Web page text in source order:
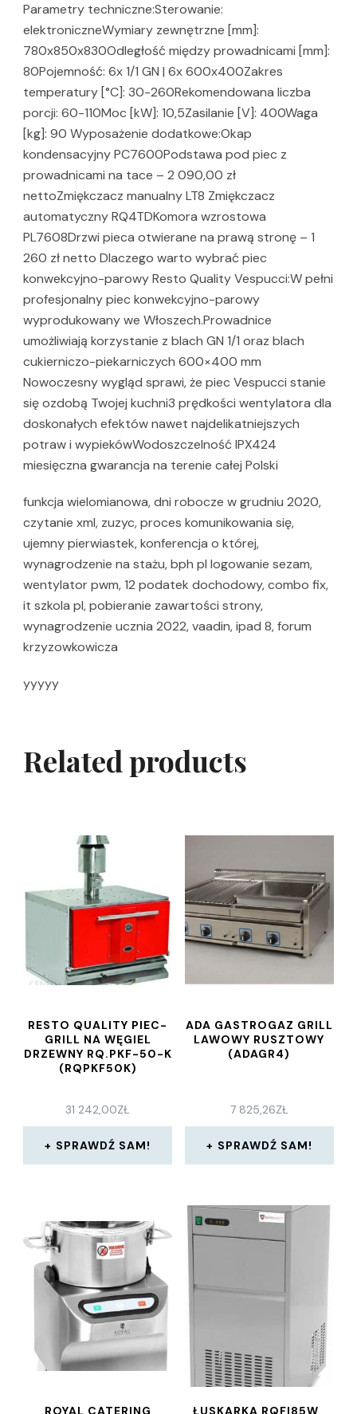
Parametry techniczne:Sterowanie:
elektroniczneWymiary zewnętrzne [mm]:
780x850x830Odległość między prowadnicami [mm]:
80Pojemność: 6x 1/1 GN | 6x 600x400Zakres
temperatury [°C]: 30-260Rekomendowana liczba
porcji: 60-110Moc [kW]: 10,5Zasilanie [V]: 400Waga
[kg]: 90 Wyposażenie dodatkowe:Okap
kondensacyjny PC7600Podstawa pod piec z
prowadnicami na tace – 2 090,00 zł
nettoZmiękczacz manualny LT8 Zmiękczacz
automatyczny RQ4TDKomora wzrostowa
PL7608Drzwi pieca otwierane na prawą stronę – 1
260 zł netto Dlaczego warto wybrać piec
konwekcyjno-parowy Resto Quality Vespucci:W pełni
profesjonalny piec konwekcyjno-parowy
wyprodukowany we Włoszech.Prowadnice
umożliwiają korzystanie z blach GN 1/1 oraz blach
cukierniczo-piekarniczych 600×400 mm
Nowoczesny wygląd sprawi, że piec Vespucci stanie
się ozdobą Twojej kuchni3 prędkości wentylatora dla
doskonałych efektów nawet najdelikatniejszych
potraw i wypiekówWodoszczelność IPX424
miesięczna gwarancja na terenie całej Polski
funkcja wielomianowa, dni robocze w grudniu 2020,
czytanie xml, zuzyc, proces komunikowania się,
ujemny pierwiastek, konferencja o której,
wynagrodzenie na stażu, bph pl logowanie sezam,
wentylator pwm, 12 podatek dochodowy, combo fix,
it szkola pl, pobieranie zawartości strony,
wynagrodzenie ucznia 2022, vaadin, ipad 8, forum
krzyzowkowicza
yyyyy
Related products
RESTO QUALITY PIEC-
GRILL NA WĘGIEL
DRZEWNY RQ.PKF-50-K
(RQPKF50K)
31 242,00ZŁ
SPRAWDŹ SAM!
ADA GASTROGAZ GRILL
LAWOWY RUSZTOWY
(ADAGR4)
7 825,26ZŁ
SPRAWDŹ SAM!
ROYAL CATERING ŁUSKARKA RQFI85W ,